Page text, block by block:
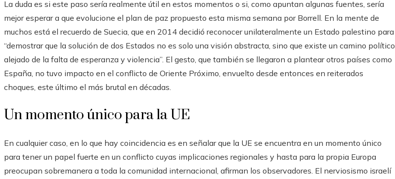
La duda es si este paso sería realmente útil en estos momentos o si, como apuntan algunas fuentes, sería
mejor esperar a que evolucione el plan de paz propuesto esta misma semana por Borrell. En la mente de
muchos está el recuerdo de Suecia, que en 2014 decidió reconocer unilateralmente un Estado palestino para
“demostrar que la solución de dos Estados no es solo una visión abstracta, sino que existe un camino político
alejado de la falta de esperanza y violencia”. El gesto, que también se llegaron a plantear otros países como
España, no tuvo impacto en el conflicto de Oriente Próximo, envuelto desde entonces en reiterados
choques, este último el más brutal en décadas.
Un momento único para la UE
En cualquier caso, en lo que hay coincidencia es en señalar que la UE se encuentra en un momento único
para tener un papel fuerte en un conflicto cuyas implicaciones regionales y hasta para la propia Europa
preocupan sobremanera a toda la comunidad internacional, afirman los observadores. El nerviosismo israelí